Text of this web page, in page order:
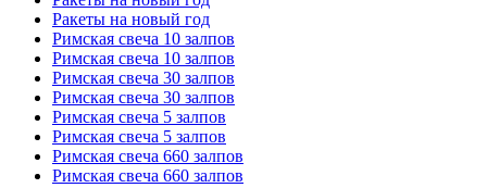
Ракеты на новый год
Римская свеча 10 залпов
Римская свеча 10 залпов
Римская свеча 30 залпов
Римская свеча 30 залпов
Римская свеча 5 залпов
Римская свеча 5 залпов
Римская свеча 660 залпов
Римская свеча 660 залпов